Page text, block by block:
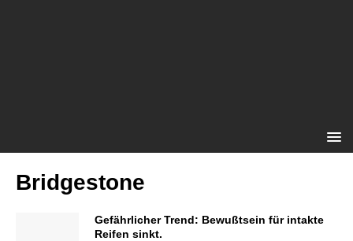
Bridgestone
Gefährlicher Trend: Bewußtsein für intakte
Reifen sinkt.